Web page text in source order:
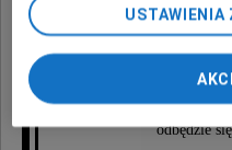
odbędzie
preferencjami dot.
odnośnik „Ustawienia
przechodząc do sekcji
Zmiana ustawień plików
pomocą ustawień
My, nasi Zaufani Partnerzy i
USTAWIENIA